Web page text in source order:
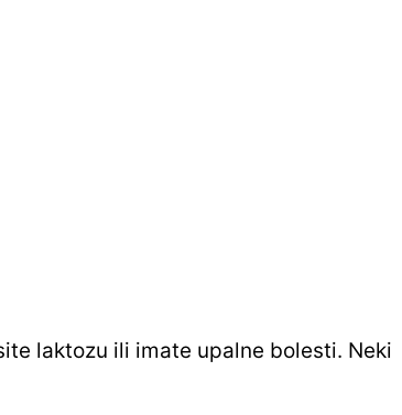
laktozu ili imate upalne bolesti. Neki